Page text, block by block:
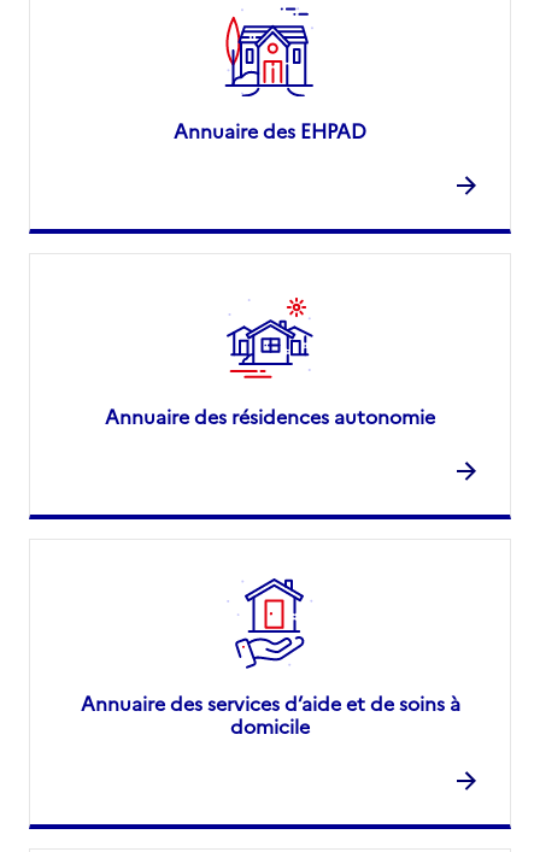
Annuaire des EHPAD
Annuaire des résidences autonomie
Annuaire des services d’aide et de soins à
domicile